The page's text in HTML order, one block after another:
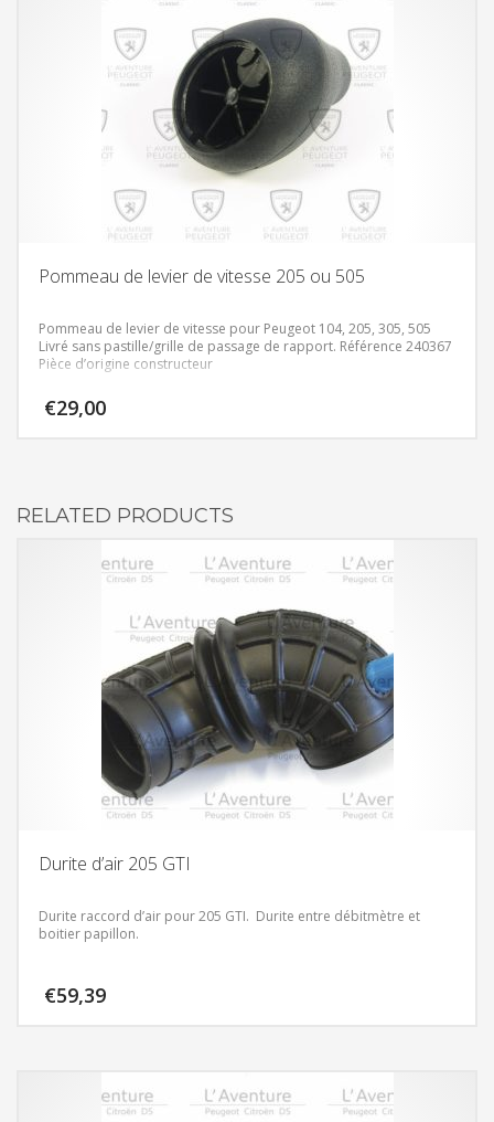
Pommeau de levier de vitesse 205 ou 505
Pommeau de levier de vitesse pour Peugeot 104, 205, 305, 505
Livré sans pastille/grille de passage de rapport. Référence 240367
Pièce d’origine constructeur
€29,00
RELATED PRODUCTS
Durite d’air 205 GTI
Durite raccord d’air pour 205 GTI. Durite entre débitmètre et
boitier papillon.
€59,39